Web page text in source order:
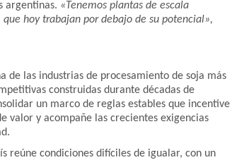
argentinas. «Tenemos plantas de escala
hoy trabajan por debajo de su potencial»,
de las industrias de procesamiento de soja más
construidas durante décadas de
un marco de reglas estables que incentive
valor y acompañe las crecientes exigencias
reúne condiciones difíciles de igualar, con un